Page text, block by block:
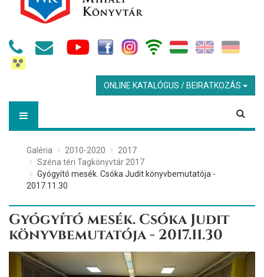
ONLINE KATALÓGUS / BEIRATKOZÁS
Galéria 2010-2020
2017
Széna téri Tagkönyvtár 2017
Gyógyító mesék. Csóka Judit könyvbemutatója -
2017.11.30
Gyógyító mesék. Csóka Judit
könyvbemutatója - 2017.11.30